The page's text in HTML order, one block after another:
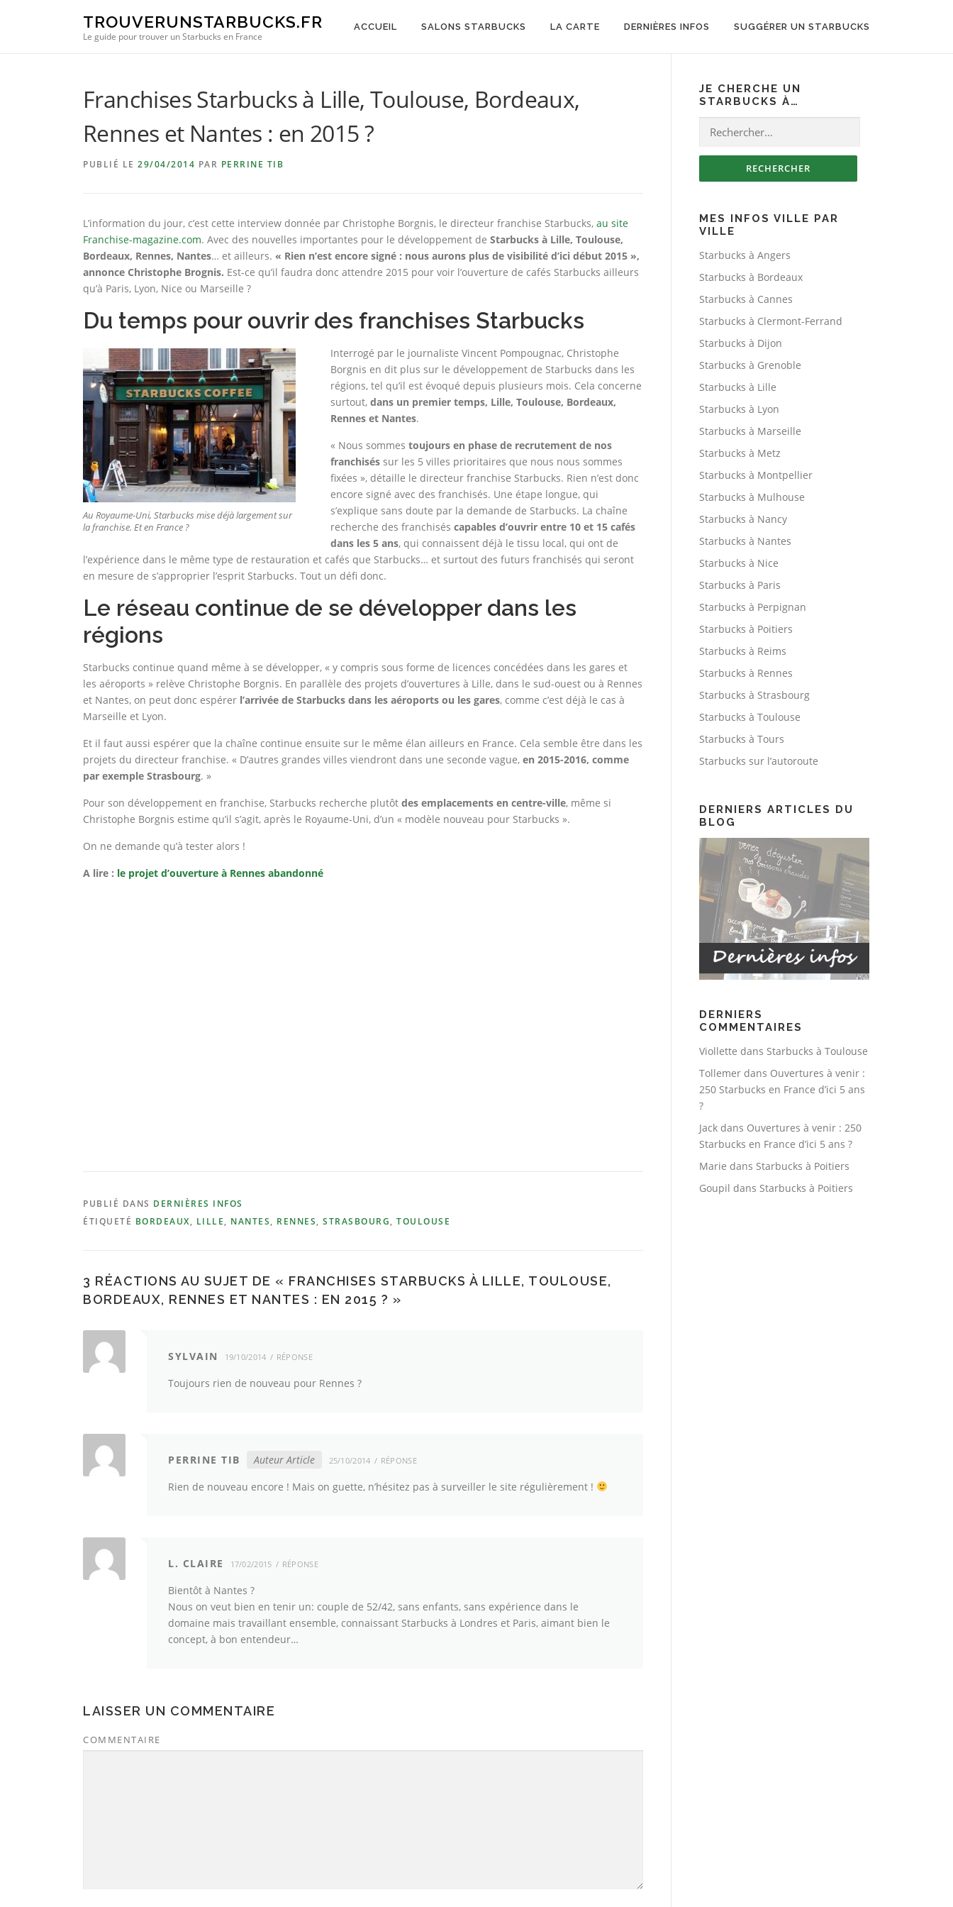
TROUVERUNSTARBUCKS.FR
Le guide pour trouver un Starbucks en France
ACCUEIL SALONS STARBUCKS LA CARTE DERNIÈRES INFOS SUGGÉRER UN STARBUCKS
Franchises Starbucks à Lille, Toulouse, Bordeaux,
Rennes et Nantes : en 2015 ?
PUBLIÉ LE 29/04/2014 PAR PERRINE TIB
L’information du jour, c’est cette interview donnée par Christophe Borgnis, le directeur franchise Starbucks, au site
Franchise-magazine.com. Avec des nouvelles importantes pour le développement de Starbucks à Lille, Toulouse,
Bordeaux, Rennes, Nantes… et ailleurs. « Rien n’est encore signé : nous aurons plus de visibilité d’ici début 2015 »,
annonce Christophe Brognis. Est-ce qu’il faudra donc attendre 2015 pour voir l’ouverture de cafés Starbucks ailleurs
qu’à Paris, Lyon, Nice ou Marseille ?
Du temps pour ouvrir des franchises Starbucks
Au Royaume-Uni, Starbucks mise déjà largement sur
la franchise. Et en France ?
Interrogé par le journaliste Vincent Pompougnac, Christophe
Borgnis en dit plus sur le développement de Starbucks dans les
régions, tel qu’il est évoqué depuis plusieurs mois. Cela concerne
surtout, dans un premier temps, Lille, Toulouse, Bordeaux,
Rennes et Nantes.
« Nous sommes toujours en phase de recrutement de nos
franchisés sur les 5 villes prioritaires que nous nous sommes
fixées », détaille le directeur franchise Starbucks. Rien n’est donc
encore signé avec des franchisés. Une étape longue, qui
s’explique sans doute par la demande de Starbucks. La chaîne
recherche des franchisés capables d’ouvrir entre 10 et 15 cafés
dans les 5 ans, qui connaissent déjà le tissu local, qui ont de
l’expérience dans le même type de restauration et cafés que Starbucks… et surtout des futurs franchisés qui seront
en mesure de s’approprier l’esprit Starbucks. Tout un défi donc.
Le réseau continue de se développer dans les
régions
Starbucks continue quand même à se développer, « y compris sous forme de licences concédées dans les gares et
les aéroports » relève Christophe Borgnis. En parallèle des projets d’ouvertures à Lille, dans le sud-ouest ou à Rennes
et Nantes, on peut donc espérer l’arrivée de Starbucks dans les aéroports ou les gares, comme c’est déjà le cas à
Marseille et Lyon.
Et il faut aussi espérer que la chaîne continue ensuite sur le même élan ailleurs en France. Cela semble être dans les
projets du directeur franchise. « D’autres grandes villes viendront dans une seconde vague, en 2015-2016, comme
par exemple Strasbourg. »
Pour son développement en franchise, Starbucks recherche plutôt des emplacements en centre-ville, même si
Christophe Borgnis estime qu’il s’agit, après le Royaume-Uni, d’un « modèle nouveau pour Starbucks ».
On ne demande qu’à tester alors !
A lire : le projet d’ouverture à Rennes abandonné
PUBLIÉ DANS DERNIÈRES INFOS
ÉTIQUETÉ BORDEAUX, LILLE, NANTES, RENNES, STRASBOURG, TOULOUSE
3 RÉACTIONS AU SUJET DE « FRANCHISES STARBUCKS À LILLE, TOULOUSE,
BORDEAUX, RENNES ET NANTES : EN 2015 ? »
SYLVAIN 19/10/2014 RÉPONSE
Toujours rien de nouveau pour Rennes ?
PERRINE TIB Auteur Article 25/10/2014 RÉPONSE
Rien de nouveau encore ! Mais on guette, n’hésitez pas à surveiller le site régulièrement !
L. CLAIRE 17/02/2015 RÉPONSE
Bientôt à Nantes ?
Nous on veut bien en tenir un: couple de 52/42, sans enfants, sans expérience dans le
domaine mais travaillant ensemble, connaissant Starbucks à Londres et Paris, aimant bien le
concept, à bon entendeur…
LAISSER UN COMMENTAIRE
COMMENTAIRE
JE CHERCHE UN
STARBUCKS À…
Rechercher :
MES INFOS VILLE PAR
VILLE
Starbucks à Angers
Starbucks à Bordeaux
Starbucks à Cannes
Starbucks à Clermont-Ferrand
Starbucks à Dijon
Starbucks à Grenoble
Starbucks à Lille
Starbucks à Lyon
Starbucks à Marseille
Starbucks à Metz
Starbucks à Montpellier
Starbucks à Mulhouse
Starbucks à Nancy
Starbucks à Nantes
Starbucks à Nice
Starbucks à Paris
Starbucks à Perpignan
Starbucks à Poitiers
Starbucks à Reims
Starbucks à Rennes
Starbucks à Strasbourg
Starbucks à Toulouse
Starbucks à Tours
Starbucks sur l’autoroute
DERNIERS ARTICLES DU
BLOG
DERNIERS
COMMENTAIRES
Viollette dans Starbucks à Toulouse
Tollemer dans Ouvertures à venir :
250 Starbucks en France d’ici 5 ans
?
Jack dans Ouvertures à venir : 250
Starbucks en France d’ici 5 ans ?
Marie dans Starbucks à Poitiers
Goupil dans Starbucks à Poitiers